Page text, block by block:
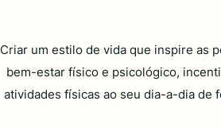
Criar um estilo de vida que inspire as
bem-estar físico e psicológico,
atividades físicas ao seu dia-a-dia de